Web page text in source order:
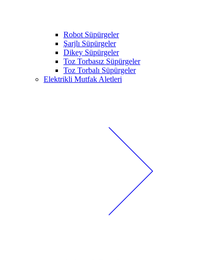
Robot Süpürgeler
Şarjlı Süpürgeler
Dikey Süpürgeler
Toz Torbasız Süpürgeler
Toz Torbalı Süpürgeler
Elektrikli Mutfak Aletleri